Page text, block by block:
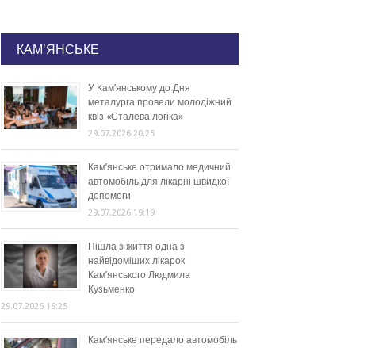
КАМ'ЯНСЬКЕ
У Кам’янському до Дня
металурга провели молодіжний
квіз «Сталева логіка»
29.07.2026 20:25
Кам’янське отримало медичний
автомобіль для лікарні швидкої
допомоги
29.07.2026 19:19
Пішла з життя одна з
найвідоміших лікарок
Кам’янського Людмила
Кузьменко
29.07.2026 16:25
Кам’янське передало автомобіль